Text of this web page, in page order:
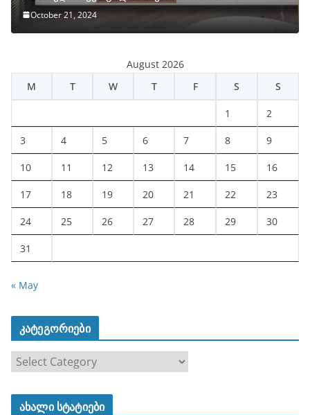
October 21, 2024
August 2026
M
T W T F S S
1 2
3 4 5 6 7 8 9
10 11 12 13 14 15 16
17 18 19 20 21 22 23
24 25 26 27 28 29 30
31
« May
კატეგორიები
ა
ტ
ახალი სტატიები